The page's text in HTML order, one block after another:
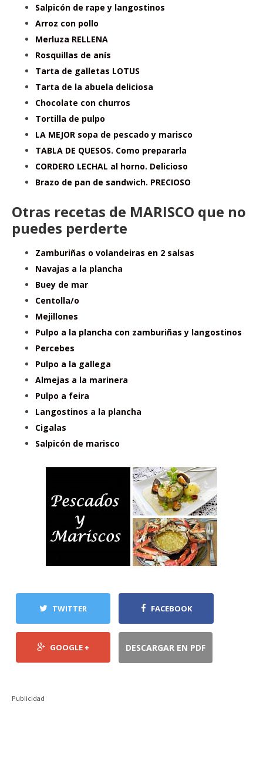
Salpicón de rape y langostinos
Arroz con pollo
Merluza RELLENA
Rosquillas de anís
Tarta de galletas LOTUS
Tarta de la abuela deliciosa
Chocolate con churros
Tortilla de pulpo
LA MEJOR sopa de pescado y marisco
TABLA DE QUESOS. Como prepararla
CORDERO LECHAL al horno. Delicioso
Brazo de pan de sandwich. PRECIOSO
Otras recetas de MARISCO que no
puedes perderte
Zamburiñas o volandeiras en 2 salsas
Navajas a la plancha
Buey de mar
Centolla/o
Mejillones
Pulpo a la plancha con zamburiñas y langostinos
Percebes
Pulpo a la gallega
Almejas a la marinera
Pulpo a feira
Langostinos a la plancha
Cigalas
Salpicón de marisco
TWITTER FACEBOOK
GOOGLE + DESCARGAR EN PDF
Publicidad